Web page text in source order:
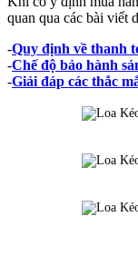
quan qua các bài viết
-Quy định về thanh
-Chế độ bảo hành
-Giải đáp các thắc